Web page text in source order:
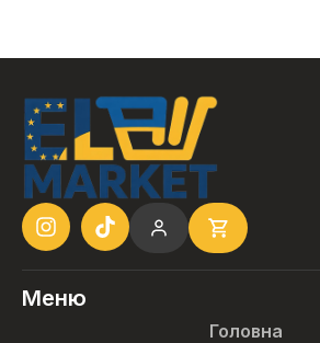
Меню
Головна